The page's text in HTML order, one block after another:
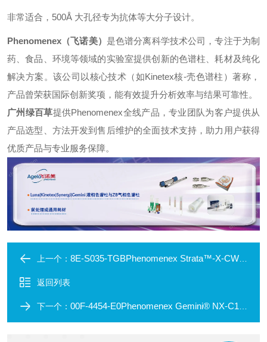
非常适合，500Å 大孔径专为抗体等大分子设计。
Phenomenex（飞诺美） 是色谱分离科学技术公司，专注于为制
药、食品、环境等领域的实验室提供创新的色谱柱、耗材及纯化
解决方案。该公司以核心技术（如Kinetex核-壳色谱柱）著称，
产品曾荣获国际创新奖项，能有效提升分析效率与结果可靠性。
广州绿百草提供Phenomenex全线产品，专业团队为客户提供从
产品选型、方法开发到售后维护的全面技术支持，助力用户获得
优质产品与专业服务保障。
上一个： 8E-S035-TGBPhenomenex Strata™-X-CW 96孔固相萃取板
返回列表
下一个： 00F-4454-E0Phenomenex Gemini® NX‑C18 色谱柱